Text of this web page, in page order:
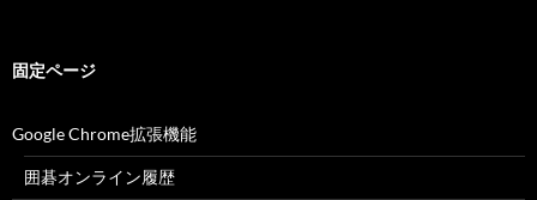
固定ページ
Google Chrome拡張機能
囲碁オンライン履歴